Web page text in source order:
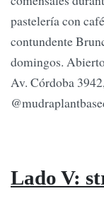
pastelería con
contundente
domingos.
Av. Córdoba
Lado V: